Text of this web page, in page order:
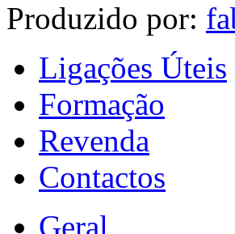
Produzido por:
Ligações Úteis
Formação
Revenda
Contactos
Geral